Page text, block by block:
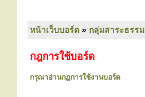
หน้าเว็บบอร์ด » กลุ่มสาระธรรม
กฎการใช้บอร์ด
กรุณาอ่านกฏการใช้งานบอร์ด